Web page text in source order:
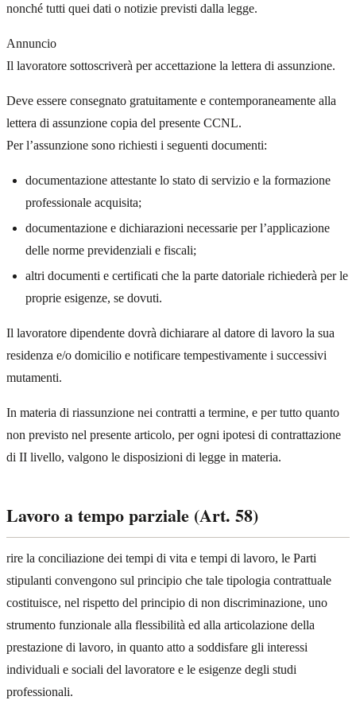
nonché tutti quei dati o notizie previsti dalla legge.
Annuncio
Il lavoratore sottoscriverà per accettazione la lettera di assunzione.
Deve essere consegnato gratuitamente e contemporaneamente alla
lettera di assunzione copia del presente CCNL.
Per l’assunzione sono richiesti i seguenti documenti:
documentazione attestante lo stato di servizio e la formazione
professionale acquisita;
documentazione e dichiarazioni necessarie per l’applicazione
delle norme previdenziali e fiscali;
altri documenti e certificati che la parte datoriale richiederà per le
proprie esigenze, se dovuti.
Il lavoratore dipendente dovrà dichiarare al datore di lavoro la sua
residenza e/o domicilio e notificare tempestivamente i successivi
mutamenti.
In materia di riassunzione nei contratti a termine, e per tutto quanto
non previsto nel presente articolo, per ogni ipotesi di contrattazione
di II livello, valgono le disposizioni di legge in materia.
Lavoro a tempo parziale (Art. 58)
rire la conciliazione dei tempi di vita e tempi di lavoro, le Parti
stipulanti convengono sul principio che tale tipologia contrattuale
costituisce, nel rispetto del principio di non discriminazione, uno
strumento funzionale alla flessibilità ed alla articolazione della
prestazione di lavoro, in quanto atto a soddisfare gli interessi
individuali e sociali del lavoratore e le esigenze degli studi
professionali.